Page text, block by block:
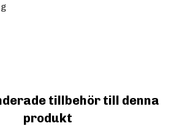
tillbehör till denna
produkt